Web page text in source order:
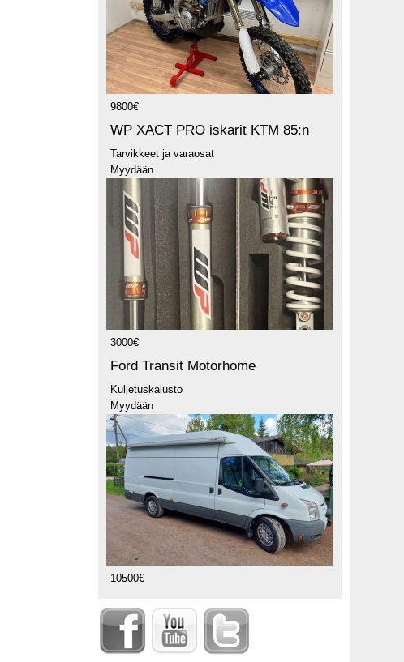
9800€
WP XACT PRO iskarit KTM 85:n
Tarvikkeet ja varaosat
Myydään
3000€
Ford Transit Motorhome
Kuljetuskalusto
Myydään
10500€